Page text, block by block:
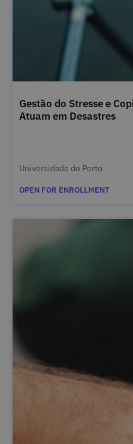
Gestão do Stresse e
Atuam em Desastres
Universidade do Porto
OPEN FOR ENROLLMENT